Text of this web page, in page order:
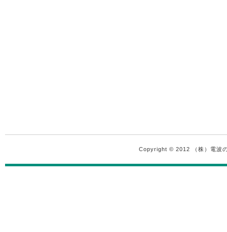
Copyright © 2012 （株）電波